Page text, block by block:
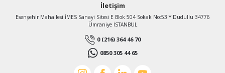
İletişim
Esenşehir Mahallesi İMES Sanayi Sitesi E Blok 504 Sokak No:53 Y.Dudullu 34776
Ümraniye İSTANBUL
0 (216) 364 46 70
0850 305 44 65